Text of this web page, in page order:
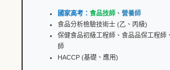
國家高考： 食品技師 、 營養師
食品分析檢驗技術士 (乙、丙級)
保健食品初級工程師、食品品保工程師、
師
HACCP (基礎、應用)